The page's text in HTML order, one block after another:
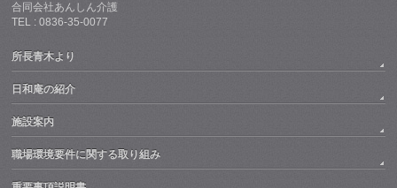
合同会社あんしん介護
TEL : 0836-35-0077
所長青木より
日和庵の紹介
施設案内
職場環境要件に関する取り組み